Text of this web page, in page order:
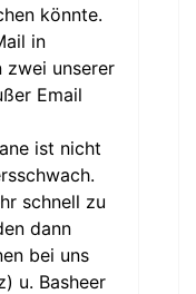
könnte.
in
zwei unserer
Email
ist nicht
schnell zu
dann
bei uns
u. Basheer